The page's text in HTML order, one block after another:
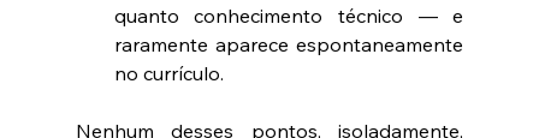
quanto conhecimento técnico — e
raramente aparece espontaneamente
no currículo.
Nenhum desses pontos, isoladamente,